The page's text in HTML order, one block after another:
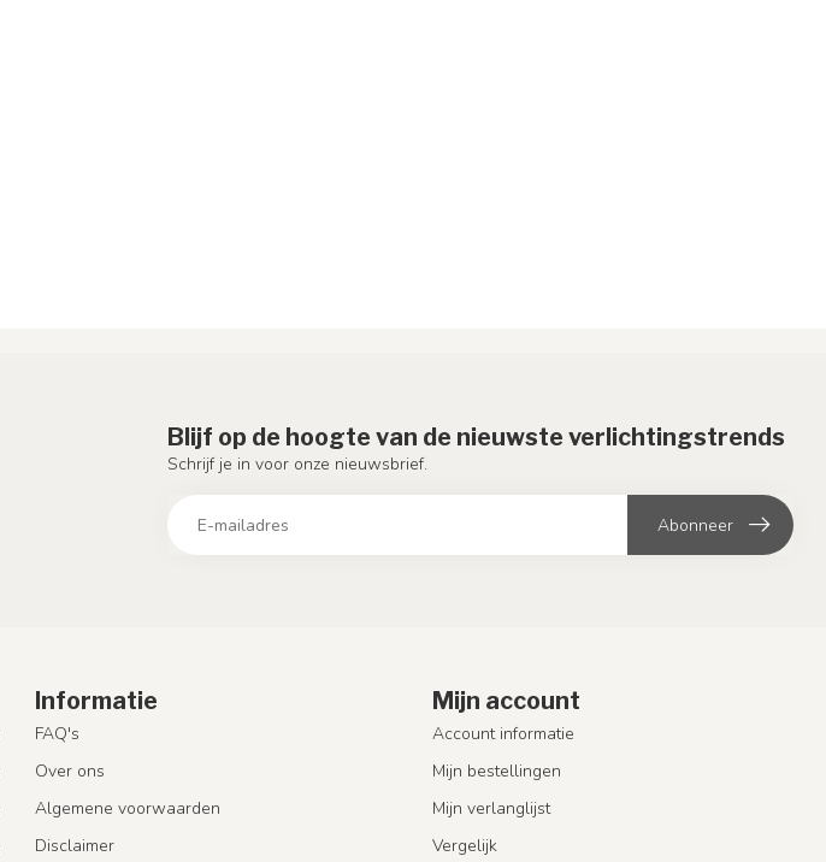
Blijf op de hoogte van de nieuwste verlichtingstrends
Schrijf je in voor onze nieuwsbrief.
Abonneer
Informatie
FAQ's
Over ons
Algemene voorwaarden
Disclaimer
Mijn account
Account informatie
Mijn bestellingen
Mijn verlanglijst
Vergelijk